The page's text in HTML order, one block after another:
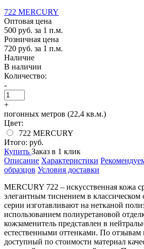
722 MERCURY
Оптовая цена
500 руб. за 1 п.м.
Розничная цена
720 руб. за 1 п.м.
Наличие
В наличии
Количество:
-
+
погонных метров (22,4 кв.м.)
Цвет:
722 MERCURY
Итого: руб.
Купить Заказ в 1 клик
Описание Характеристики
образцов Условия доставки
MERCURY 722 – искусственная кожа
элегантным тиснением в классическом
серии изготавливают на нетканой
использованием полиуретановой
кожзаменитель представлен в
естественными оттенками. По отзывам
доступный по стоимости материал